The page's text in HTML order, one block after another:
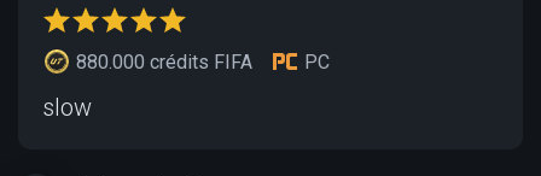
880.000 crédits FIFA PC
slow